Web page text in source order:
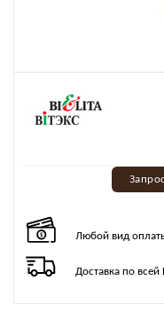
Любой вид
Доставка по всей